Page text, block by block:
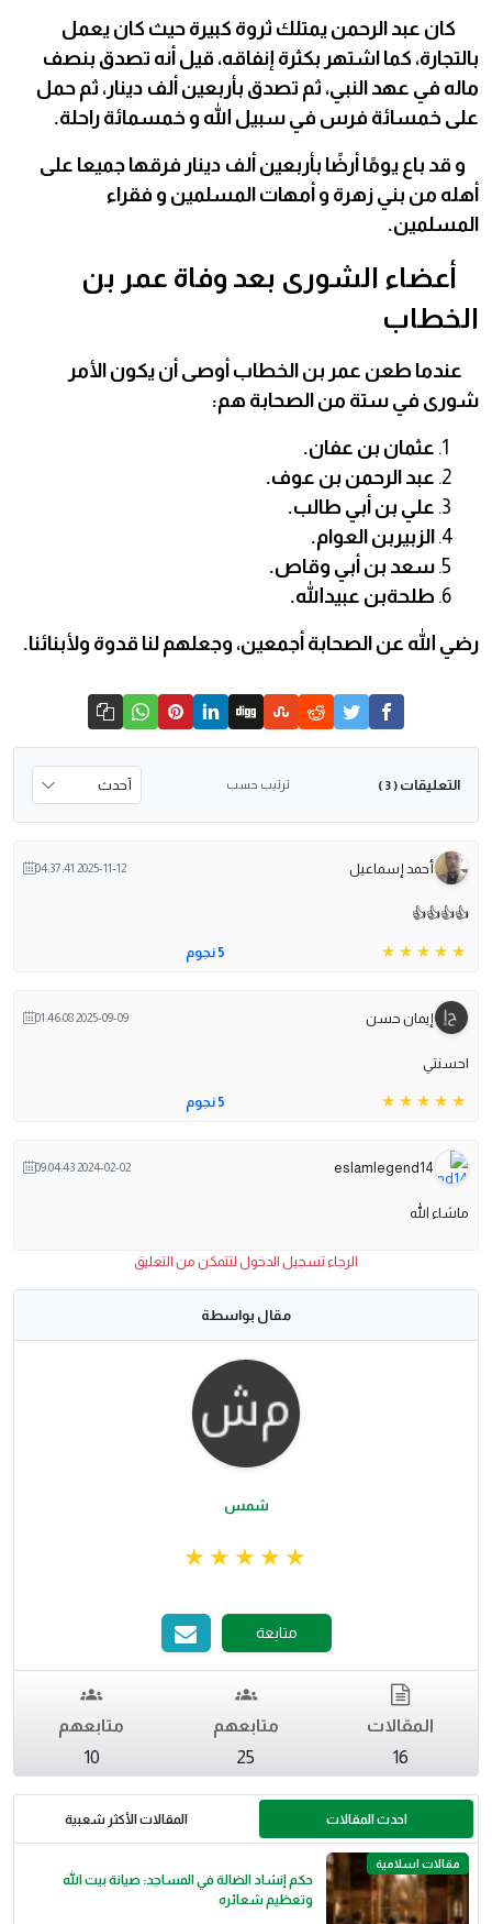
كان عبد الرحمن يمتلك ثروة كبيرة حيث كان يعمل
بالتجارة، كما اشتهر بكثرة إنفاقه، قيل أنه تصدق بنصف
ماله في عهد النبي، ثم تصدق بأربعين ألف دينار، ثم حمل
على خمسائة فرس في سبيل الله و خمسمائة راحلة.
و قد باع يومًا أرضًا بأربعين ألف دينار فرقها جميعا على
أهله من بني زهرة و أمهات المسلمين و فقراء
المسلمين.
أعضاء الشورى بعد وفاة عمر بن
الخطاب
عندما طعن عمر بن الخطاب أوصى أن يكون الأمر
شورى في ستة من الصحابة هم:
عثمان بن عفان.
عبد الرحمن بن عوف.
علي بن أبي طالب.
الزبيربن العوام.
سعد بن أبي وقاص.
طلحةبن عبيدالله.
رضي الله عن الصحابة أجمعين، وجعلهم لنا قدوة ولأبنائنا.
التعليقات ( 3 ) ترتيب حسب
أحمد إسماعيل 2025-11-12 04:37:41
👍👍👍👍
5 نجوم
إيمان حسن 2025-09-09 01:46:08
احسنتي
5 نجوم
eslamlegend14
2024-02-02 09:04:43
ماشاء الله
الرجاء تسجيل الدخول لتتمكن من التعليق
مقال بواسطة
شمس
متابعة
المقالات
16
متابعهم
25
متابعهم
10
احدث المقالات المقالات الأكثر شعبية
مقالات اسلامية
حكم إنشاد الضالة في المساجد: صيانة بيت الله
وتعظيم شعائره